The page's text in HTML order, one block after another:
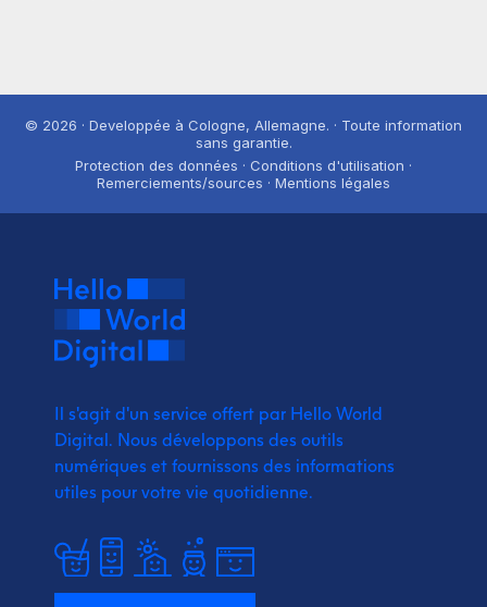
© 2026 · Developpée à Cologne, Allemagne. · Toute information
sans garantie.
Protection des données · Conditions d'utilisation ·
Remerciements/sources · Mentions légales
Il s'agit d'un service offert par Hello World
Digital. Nous développons des outils
numériques et fournissons des informations
utiles pour votre vie quotidienne.